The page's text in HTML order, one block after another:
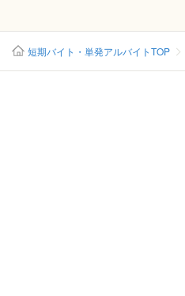
短期バイト・単発アルバイトTOP